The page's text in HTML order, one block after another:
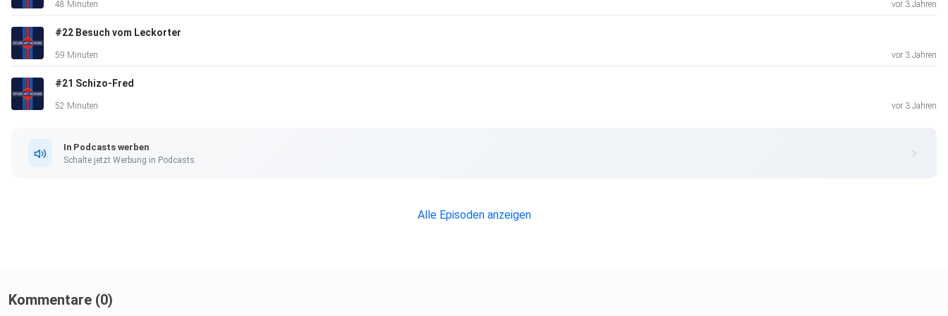
48 Minuten vor 3 Jahren
#22 Besuch vom Leckorter
59 Minuten vor 3 Jahren
#21 Schizo-Fred
52 Minuten vor 3 Jahren
In Podcasts werben
Schalte jetzt Werbung in Podcasts.
Alle Episoden anzeigen
Kommentare (0)